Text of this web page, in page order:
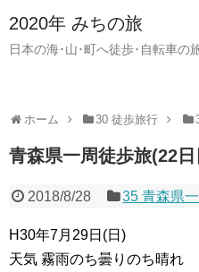
2020年 みちの旅
日本の海･山･町へ徒歩･自転車
ホーム 30 徒歩旅行
青森県一周徒歩旅(22
2018/8/28 35 青森県
H30年7月29日(日)
天気 霧雨のち曇りのち晴れ